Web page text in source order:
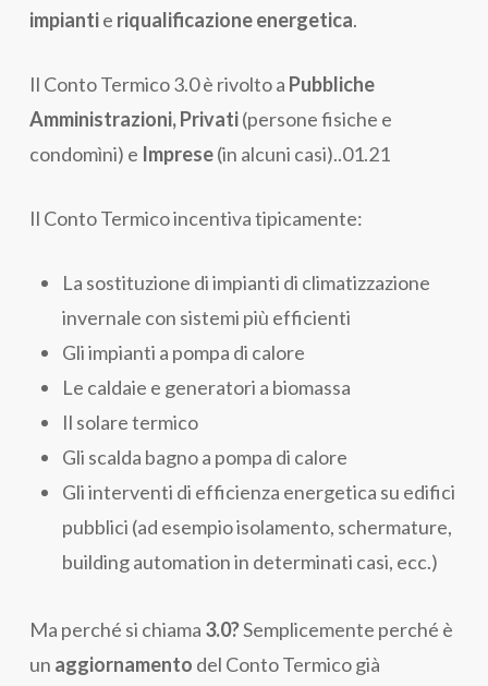
impiantie riqualificazione energetica.
Il Conto Termico 3.0 è rivolto a Pubbliche
Amministrazioni, Privati(persone fisiche e
condomìni) e Imprese(in alcuni casi)..01.21
Il Conto Termico incentiva tipicamente:
La sostituzione di impianti di climatizzazione
invernale con sistemi più efficienti
Gli impianti a pompa di calore
Le caldaie e generatori a biomassa
Il solare termico
Gli scalda bagno a pompa di calore
Gli interventi di efficienza energetica su edifici
pubblici (ad esempio isolamento, schermature,
building automation in determinati casi, ecc.)
Ma perché si chiama 3.0?Semplicemente perché è
un aggiornamento del Conto Termico già